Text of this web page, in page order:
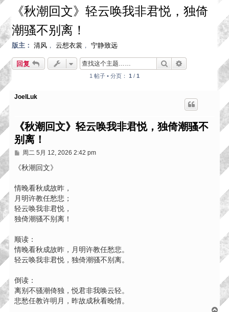
《秋潮回文》轻云唤我非君悦，独倚
潮骚不别离！
版主： 清风 ， 云想衣裳 ， 宁静致远
回复 搜索
1 帖子 • 分页： 1 / 1
JoelLuk
《秋潮回文》轻云唤我非君悦，独倚潮骚不
别离！
帖
周二 5月 12, 2026 2:42 pm
《秋潮回文》
情晚看秋成故昨，
月明许教任愁悲；
轻云唤我非君悦，
独倚潮骚不别离！
顺读：
情晚看秋成故昨，月明许教任愁悲。
轻云唤我非君悦，独倚潮骚不别离。
倒读：
离别不骚潮倚独，悦君非我唤云轻。
悲愁任教许明月，昨故成秋看晚情。